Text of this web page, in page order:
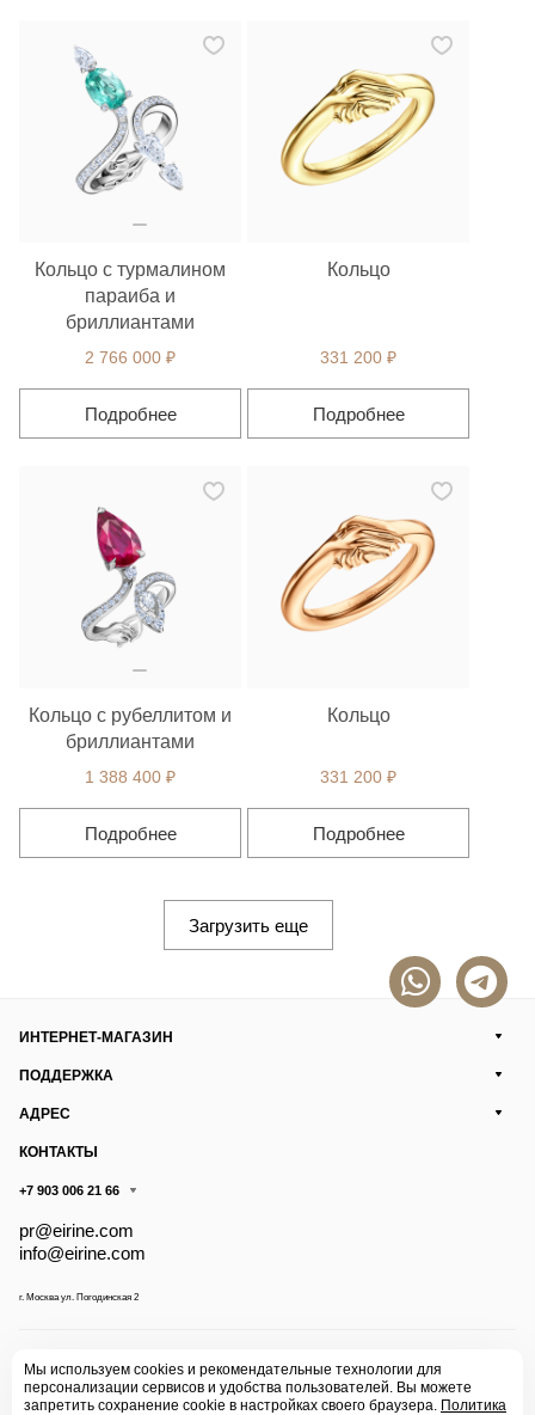
2 766 000 ₽
Кольцо с турмалином
параиба и
бриллиантами
Подробнее
331 200 ₽
Кольцо
Подробнее
1 388 400 ₽
Кольцо с рубеллитом и
бриллиантами
Подробнее
331 200 ₽
Кольцо
Подробнее
Загрузить еще
ИНТЕРНЕТ-МАГАЗИН
ПОДДЕРЖКА
АДРЕС
КОНТАКТЫ
+7 903 006 21 66
pr@eirine.com
info@eirine.com
г. Москва ул. Погодинская 2
© 2026 Eirine
Мы используем cookies и рекомендательные технологии для
персонализации сервисов и удобства пользователей. Вы можете
запретить сохранение cookie в настройках своего браузера. Политика